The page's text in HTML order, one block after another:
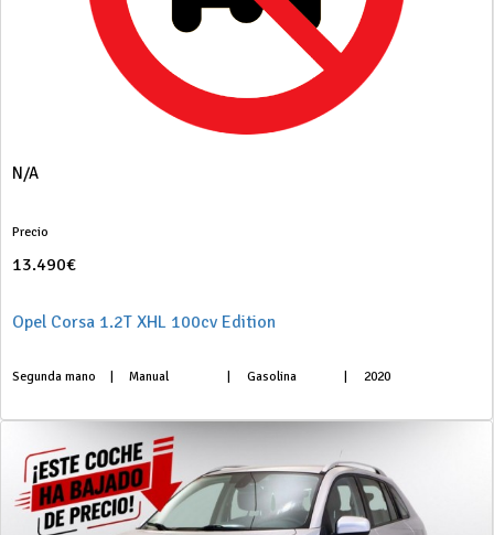
N/A
Precio
13.490€
Opel Corsa 1.2T XHL 100cv Edition
Segunda mano Manual Gasolina 2020